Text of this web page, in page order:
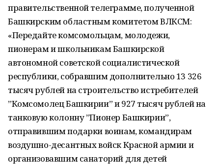
правительственной телеграмме, полученной
Башкирским областным комитетом ВЛКСМ:
«Передайте комсомольцам, молодежи,
пионерам и школьникам Башкирской
автономной советской социалистической
республики, собравшим дополнительно 13 326
тысяч рублей на строительство истребителей
”Комсомолец Башкирии” и 927 тысяч рублей на
танковую колонну ”Пионер Башкирии”,
отправившим подарки воинам, командирам
воздушно-десантных войск Красной армии и
организовавшим санаторий для детей